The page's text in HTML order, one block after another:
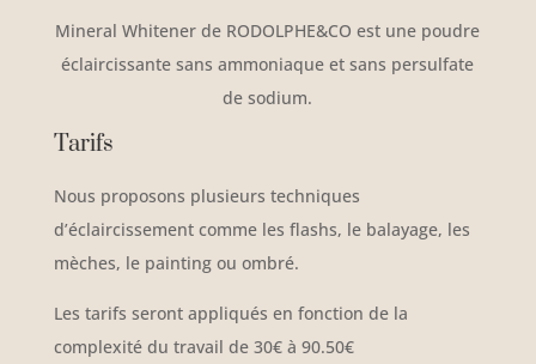
Mineral Whitener de RODOLPHE&CO est une poudre
éclaircissante sans ammoniaque et sans persulfate
de sodium.
Tarifs
Nous proposons plusieurs techniques
d’éclaircissement comme les flashs, le balayage, les
mèches, le painting ou ombré.
Les tarifs seront appliqués en fonction de la
complexité du travail de 30€ à 90.50€